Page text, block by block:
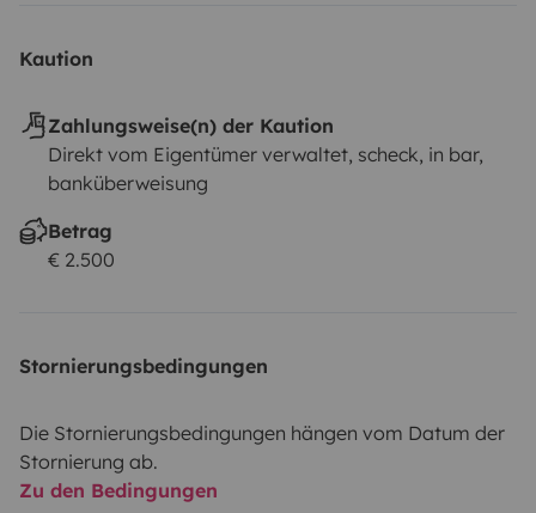
Kaution
Zahlungsweise(n) der Kaution
Direkt vom Eigentümer verwaltet, scheck, in bar,
banküberweisung
Betrag
€ 2.500
Stornierungsbedingungen
Die Stornierungsbedingungen hängen vom Datum der
Stornierung ab.
Zu den Bedingungen